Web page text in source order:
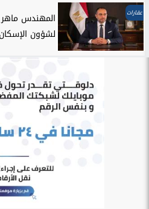
عقارات
المهندس ماهر
لشؤون